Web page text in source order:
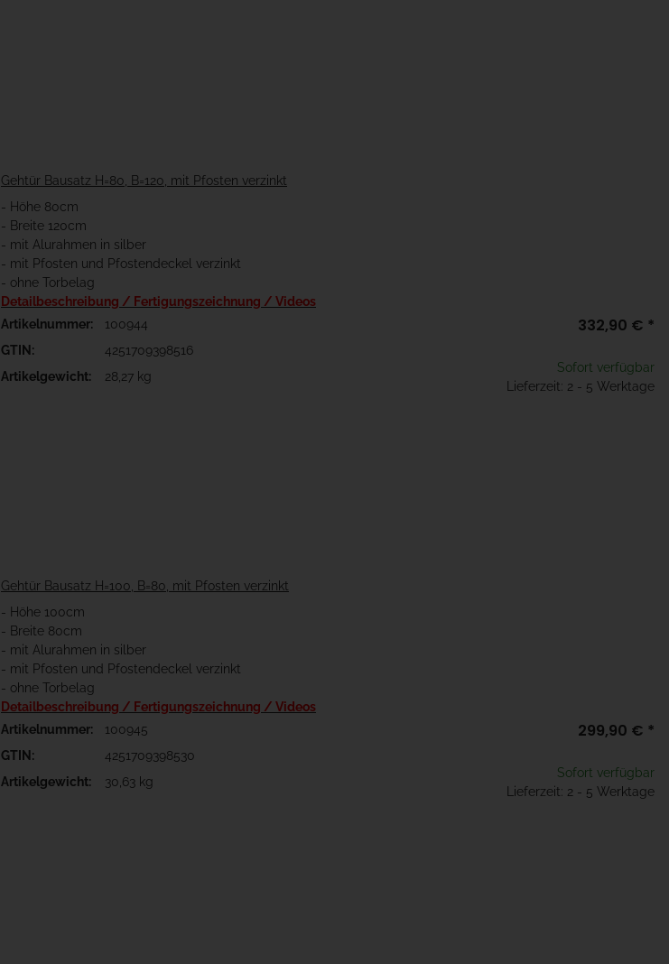
Gehtür Bausatz H=80, B=120, mit Pfosten verzinkt
- Höhe 80cm
- Breite 120cm
- mit Alurahmen in silber
- mit Pfosten und Pfostendeckel verzinkt
- ohne Torbelag
Detailbeschreibung / Fertigungszeichnung / Videos
Artikelnummer:
100944
GTIN:
4251709398516
Artikelgewicht:
28,27 kg
332,90 € *
Sofort verfügbar
Lieferzeit: 2 - 5 Werktage
Gehtür Bausatz H=100, B=80, mit Pfosten verzinkt
- Höhe 100cm
- Breite 80cm
- mit Alurahmen in silber
- mit Pfosten und Pfostendeckel verzinkt
- ohne Torbelag
Detailbeschreibung / Fertigungszeichnung / Videos
Artikelnummer:
100945
GTIN:
4251709398530
Artikelgewicht:
30,63 kg
299,90 € *
Sofort verfügbar
Lieferzeit: 2 - 5 Werktage